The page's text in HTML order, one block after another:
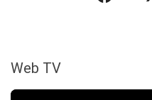
Web TV